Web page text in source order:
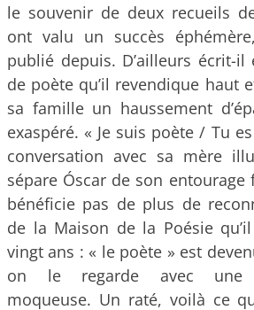
le souvenir de deux recueils
ont valu un succès
publié depuis. D’ailleurs écrit-il
de poète qu’il revendique haut
sa famille un haussement
exaspéré. « Je suis poète / Tu
conversation avec sa mère
sépare Óscar de son
bénéficie pas de plus de
de la Maison de la Poésie
vingt ans : « le poète » est
on le regarde avec une
moqueuse. Un raté, voilà ce